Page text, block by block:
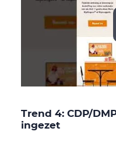
Trend 4: CDP/
ingezet